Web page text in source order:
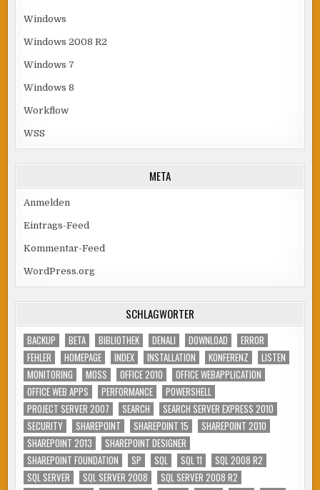
Windows
Windows 2008 R2
Windows 7
Windows 8
Workflow
WSS
META
Anmelden
Eintrags-Feed
Kommentar-Feed
WordPress.org
SCHLAGWÖRTER
BACKUP BETA BIBLIOTHEK DENALI DOWNLOAD
ERROR
FEHLER
HOMEPAGE INDEX INSTALLATION KONFERENZ
LISTEN
MONITORING
MOSS OFFICE 2010
OFFICE WEBAPPLICATION
OFFICE WEB APPS
PERFORMANCE
POWERSHELL
PROJECT SERVER 2007
SEARCH
SEARCH SERVER EXPRESS 2010
SECURITY
SHAREPOINT SHAREPOINT 15
SHAREPOINT 2010
SHAREPOINT 2013
SHAREPOINT DESIGNER
SHAREPOINT FOUNDATION
SP SQL SQL 11
SQL 2008 R2
SQL SERVER
SQL SERVER 2008
SQL SERVER 2008 R2